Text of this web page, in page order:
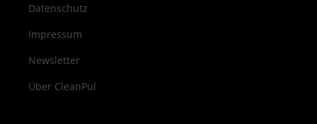
Datenschutz
Impressum
Newsletter
Über CleanPul